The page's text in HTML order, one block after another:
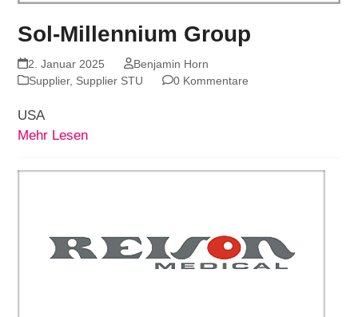
Sol-Millennium Group
2. Januar 2025
Benjamin Horn
Supplier, Supplier STU 0 Kommentare
USA
Mehr Lesen